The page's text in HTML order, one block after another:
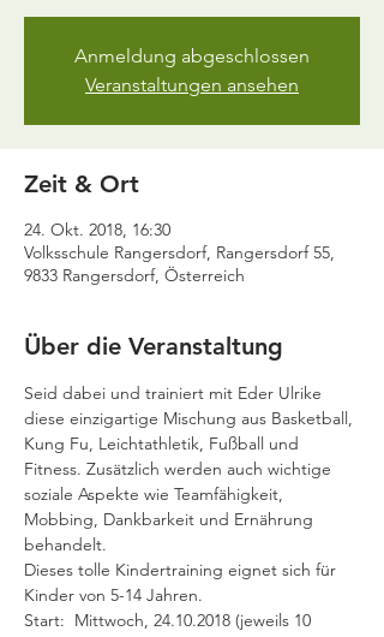
Anmeldung abgeschlossen
Veranstaltungen ansehen
Zeit & Ort
24. Okt. 2018, 16:30
Volksschule Rangersdorf, Rangersdorf 55,
9833 Rangersdorf, Österreich
Über die Veranstaltung
Seid dabei und trainiert mit Eder Ulrike
diese einzigartige Mischung aus Basketball,
Kung Fu, Leichtathletik, Fußball und
Fitness. Zusätzlich werden auch wichtige
soziale Aspekte wie Teamfähigkeit,
Mobbing, Dankbarkeit und Ernährung
Dieses tolle Kindertraining eignet sich für
Kinder von 5-14 Jahren.
Start:  Mittwoch, 24.10.2018 (jeweils 10